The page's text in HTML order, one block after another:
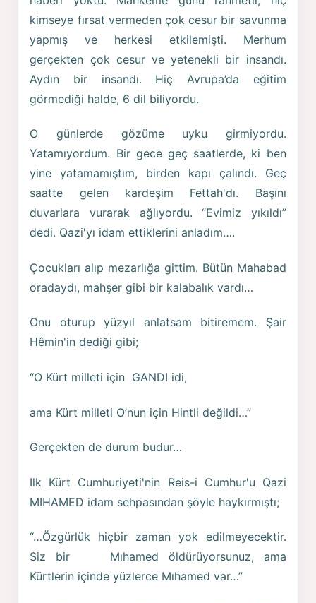
kimseye fırsat vermeden çok cesur bir savunma
yapmış ve herkesi etkilemişti. Merhum
gerçekten çok cesur ve yetenekli bir insandı.
Aydın bir insandı. Hiç Avrupa’da eğitim
görmediği halde, 6 dil biliyordu.
O günlerde gözüme uyku girmiyordu.
Yatamıyordum. Bir gece geç saatlerde, ki ben
yine yatamamıştım, birden kapı çalındı. Geç
saatte gelen kardeşim Fettah'dı. Başını
duvarlara vurarak ağlıyordu. “Evimiz yıkıldı”
dedi. Qazi'yı idam ettiklerini anladım….
Çocukları alıp mezarlığa gittim. Bütün Mahabad
oradaydı, mahşer gibi bir kalabalık vardı…
Onu oturup yüzyıl anlatsam bitiremem. Şair
Hêmin'in dediği gibi;
“O Kürt milleti için GANDI idi,
ama Kürt milleti O’nun için Hintli değildi…”
Gerçekten de durum budur…
Ilk Kürt Cumhuriyeti'nin Reis-i Cumhur'u Qazi
MIHAMED idam sehpasından şöyle haykırmıştı;
“…Özgürlük hiçbir zaman yok edilmeyecektir.
Siz bir Mıhamed öldürüyorsunuz, ama
Kürtlerin içinde yüzlerce Mıhamed var…”